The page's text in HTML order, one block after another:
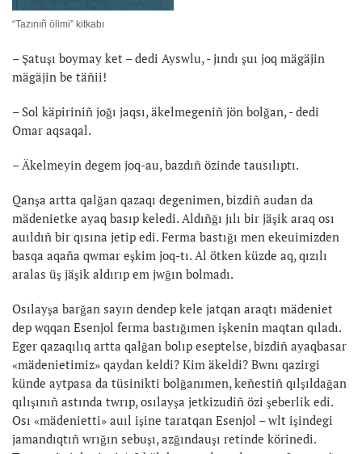
“Tazınıñ ölimi” kitkabı
– Şatuşı boymay ket – dedi Ayswlu, - jındı şuı joq mägäjin
mägäjin be täñii!
– Sol käpiriniñ joğı jaqsı, äkelmegeniñ jön bolğan, - dedi
Omar aqsaqal.
– Äkelmeyin degem joq-au, bazdıñ özinde tausılıptı.
Qanşa artta qalğan qazaqı degenimen, bizdiñ audan da
mädenietke ayaq basıp keledi. Aldıñğı jılı bir jäşik araq osı
auıldıñ bir qısına jetip edi. Ferma bastığı men ekeuimizden
basqa aqaña qwmar eşkim joq-tı. Al ötken küzde aq, qızılı
aralas üş jäşik aldırıp em jwğın bolmadı.
Osılayşa barğan sayın dendep kele jatqan araqtı mädeniet
dep wqqan Esenjol ferma bastığımen işkenin maqtan qıladı.
Eger qazaqılıq artta qalğan bolıp eseptelse, bizdiñ ayaqbasar
«mädenietimiz» qaydan keldi? Kim äkeldi? Bwnı qazirgi
künde aytpasa da tüsinikti bolğanımen, keñestiñ qılşıldağan
qılışınıñ astında twrıp, osılayşa jetkizudiñ özi şeberlik edi.
Osı «mädenietti» auıl işine taratqan Esenjol – wlt işindegi
jamandıqtıñ wrığın sebuşı, azğındauşı retinde körinedi.